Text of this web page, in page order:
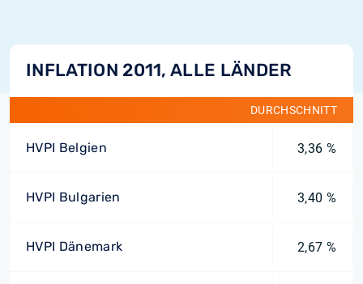
INFLATION 2011, ALLE LÄNDER
DURCHSCHNITT
HVPI Belgien 3,36 %
HVPI Bulgarien 3,40 %
HVPI Dänemark 2,67 %